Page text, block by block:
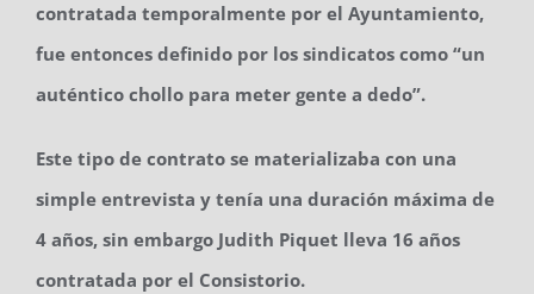
contratada temporalmente por el Ayuntamiento,
fue entonces definido por los sindicatos como “un
auténtico chollo para meter gente a dedo”.
Este tipo de contrato se materializaba con una
simple entrevista y tenía una duración máxima de
4 años, sin embargo Judith Piquet lleva 16 años
contratada por el Consistorio.